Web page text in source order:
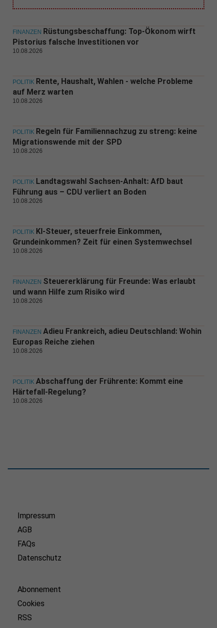
FINANZEN Rüstungsbeschaffung: Top-Ökonom wirft
Pistorius falsche Investitionen vor
10.08.2026
POLITIK Rente, Haushalt, Wahlen - welche Probleme
auf Merz warten
10.08.2026
POLITIK Regeln für Familiennachzug zu streng: keine
Migrationswende mit der SPD
10.08.2026
POLITIK Landtagswahl Sachsen-Anhalt: AfD baut
Führung aus – CDU verliert an Boden
10.08.2026
POLITIK KI-Steuer, steuerfreie Einkommen,
Grundeinkommen? Zeit für einen Systemwechsel
10.08.2026
FINANZEN Steuererklärung für Freunde: Was erlaubt
und wann Hilfe zum Risiko wird
10.08.2026
FINANZEN Adieu Frankreich, adieu Deutschland: Wohin
Europas Reiche ziehen
10.08.2026
POLITIK Abschaffung der Frührente: Kommt eine
Härtefall-Regelung?
10.08.2026
Impressum
AGB
FAQs
Datenschutz
Abonnement
Cookies
RSS